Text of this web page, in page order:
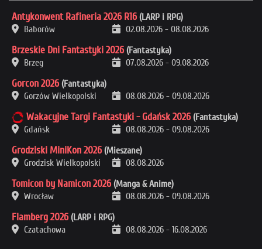
Antykonwent Rafineria 2026 R16 (LARP i RPG)
Baborów
02.08.2026 - 08.08.2026
Brzeskie Dni Fantastyki 2026 (Fantastyka)
Brzeg
07.08.2026 - 09.08.2026
Gorcon 2026 (Fantastyka)
Gorzów Wielkopolski
08.08.2026 - 09.08.2026
Wakacyjne Targi Fantastyki - Gdańsk 2026 (Fantastyka)
Gdańsk
08.08.2026 - 09.08.2026
Grodziski MiniKon 2026 (Mieszane)
Grodzisk Wielkopolski
08.08.2026
Tomicon by Namicon 2026 (Manga & Anime)
Wrocław
08.08.2026 - 09.08.2026
Flamberg 2026 (LARP i RPG)
Czatachowa
08.08.2026 - 16.08.2026